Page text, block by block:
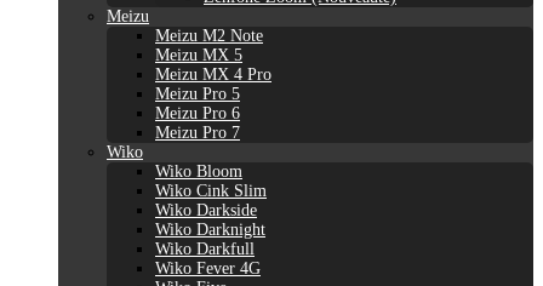
Meizu
Meizu M2 Note
Meizu MX 5
Meizu MX 4 Pro
Meizu Pro 5
Meizu Pro 6
Meizu Pro 7
Wiko
Wiko Bloom
Wiko Cink Slim
Wiko Darkside
Wiko Darknight
Wiko Darkfull
Wiko Fever 4G